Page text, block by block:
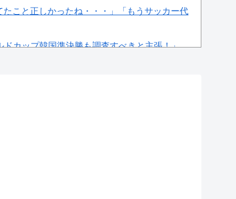
こと正しかったね・・・」「もうサッカー代
カップ韓国準決勝も調査すべきと主張！」
スト4の実力は、実際にはどれくらい認められ